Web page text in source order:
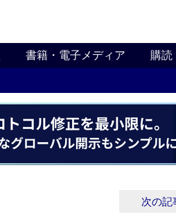
書籍・電子メディア 購読
次の記